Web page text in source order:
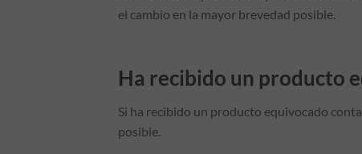
el cambio en la mayor brevedad posible.
Ha recibido un producto
Si ha recibido un producto equivocado
posible.